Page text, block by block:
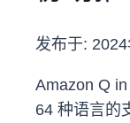
发布于:
Amazon Q
64 种语言的